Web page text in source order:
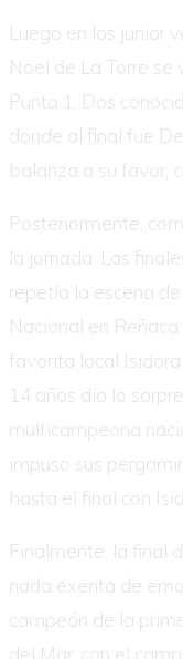
Luego en los junior
Noel de La Torre
Punta 1. Dos
donde al final fue
balanza a su favor,
Posteriormente,
la jornada. Las
repetía la escena
Nacional en
favorita local
14 años dio lo
multicampeona
impuso sus
hasta el final con
Finalmente, la final
nada exenta de
campeón de la
del Mar, con el